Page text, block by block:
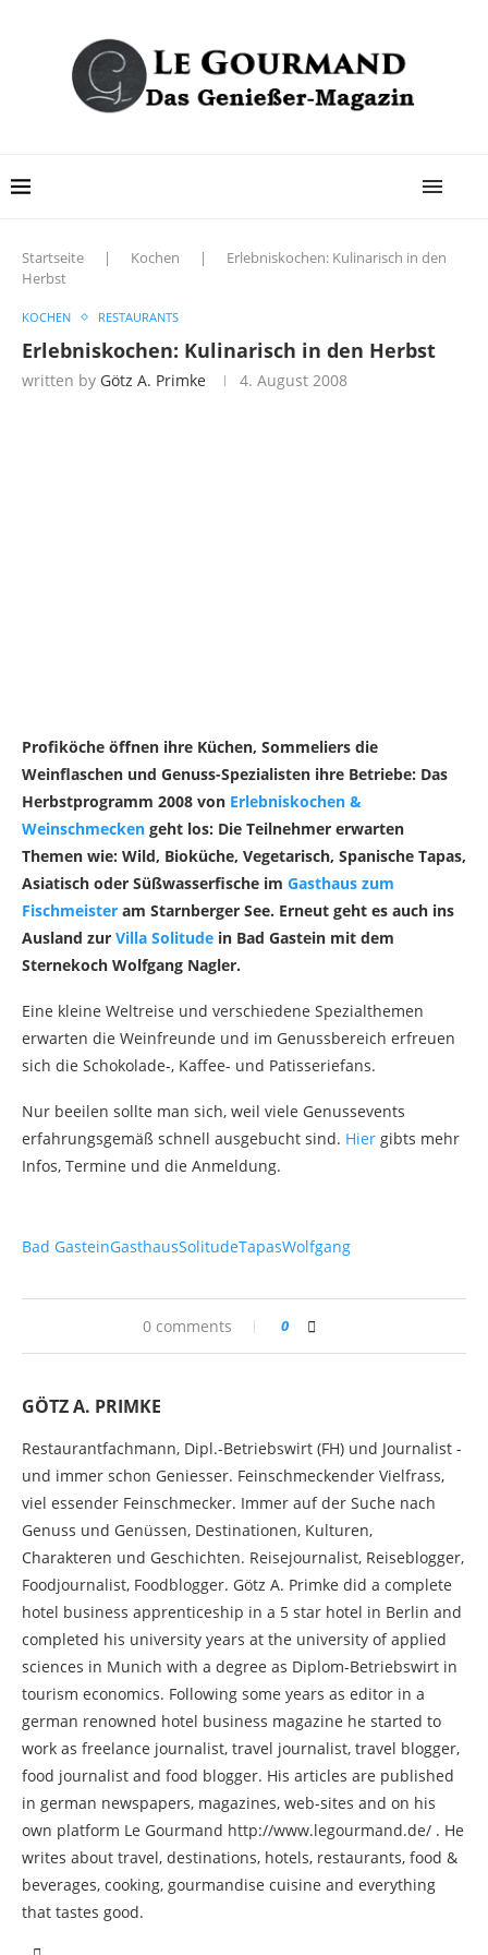
Startseite | Kochen |
Erlebniskochen: Kulinarisch in den
Herbst
KOCHEN RESTAURANTS
Erlebniskochen: Kulinarisch in den Herbst
written by Götz A. Primke 4. August 2008
Profiköche öffnen ihre Küchen, Sommeliers die
Weinflaschen und Genuss-Spezialisten ihre Betriebe: Das
Herbstprogramm 2008 von Erlebniskochen &
Weinschmecken geht los: Die Teilnehmer erwarten
Themen wie: Wild, Bioküche, Vegetarisch, Spanische Tapas,
Asiatisch oder Süßwasserfische im Gasthaus zum
Fischmeister am Starnberger See. Erneut geht es auch ins
Ausland zur Villa Solitude in Bad Gastein mit dem
Sternekoch Wolfgang Nagler.
Eine kleine Weltreise und verschiedene Spezialthemen
erwarten die Weinfreunde und im Genussbereich erfreuen
sich die Schokolade-, Kaffee- und Patisseriefans.
Nur beeilen sollte man sich, weil viele Genussevents
erfahrungsgemäß schnell ausgebucht sind. Hier gibts mehr
Infos, Termine und die Anmeldung.
Bad GasteinGasthausSolitudeTapasWolfgang
0 comments 0
GÖTZ A. PRIMKE
Restaurantfachmann, Dipl.-Betriebswirt (FH) und Journalist -
und immer schon Geniesser. Feinschmeckender Vielfrass,
viel essender Feinschmecker. Immer auf der Suche nach
Genuss und Genüssen, Destinationen, Kulturen,
Charakteren und Geschichten. Reisejournalist, Reiseblogger,
Foodjournalist, Foodblogger. Götz A. Primke did a complete
hotel business apprenticeship in a 5 star hotel in Berlin and
completed his university years at the university of applied
sciences in Munich with a degree as Diplom-Betriebswirt in
tourism economics. Following some years as editor in a
german renowned hotel business magazine he started to
work as freelance journalist, travel journalist, travel blogger,
food journalist and food blogger. His articles are published
in german newspapers, magazines, web-sites and on his
own platform Le Gourmand http://www.legourmand.de/ . He
writes about travel, destinations, hotels, restaurants, food &
beverages, cooking, gourmandise cuisine and everything
that tastes good.